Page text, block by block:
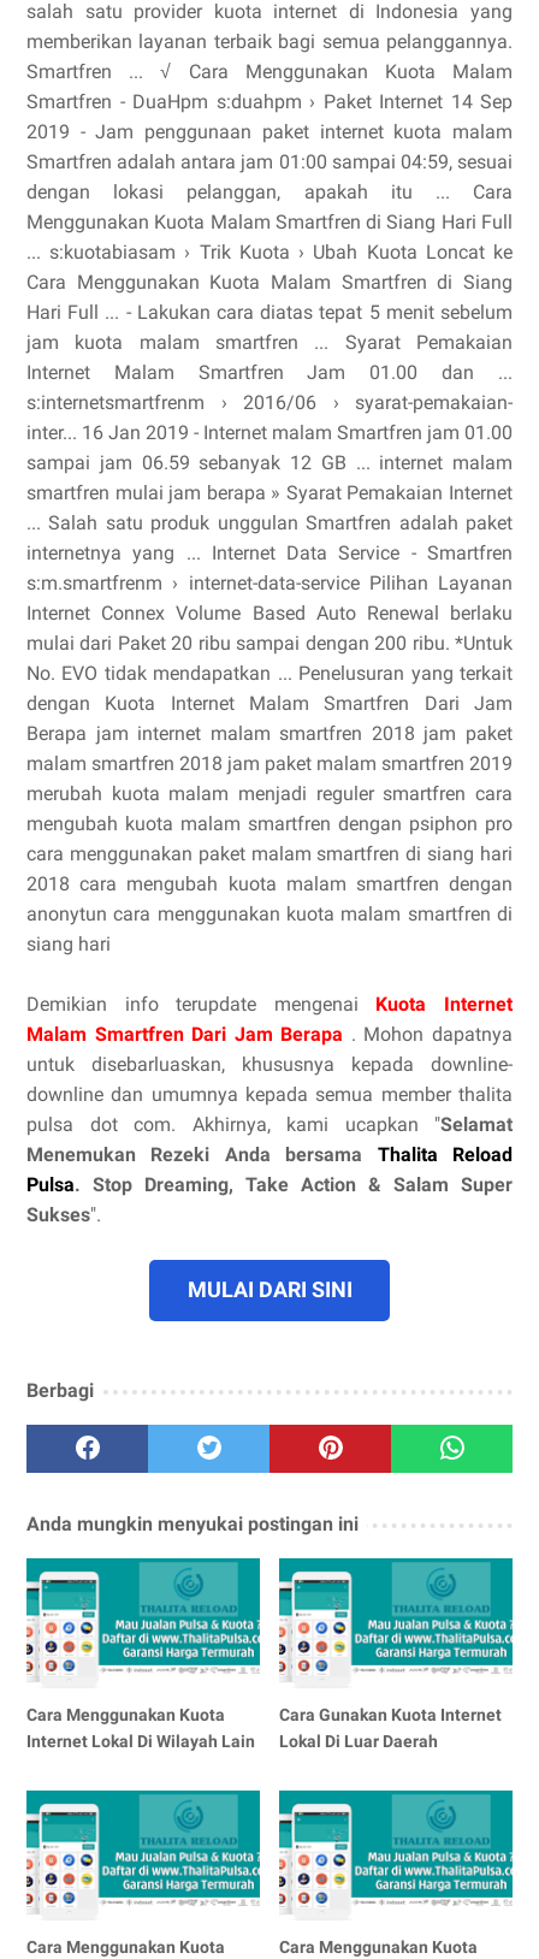
salah satu provider kuota internet di Indonesia yang
memberikan layanan terbaik bagi semua pelanggannya.
Smartfren ... √ Cara Menggunakan Kuota Malam
Smartfren - DuaHpm s:duahpm › Paket Internet 14 Sep
2019 - Jam penggunaan paket internet kuota malam
Smartfren adalah antara jam 01:00 sampai 04:59, sesuai
dengan lokasi pelanggan, apakah itu ... Cara
Menggunakan Kuota Malam Smartfren di Siang Hari Full
... s:kuotabiasam › Trik Kuota › Ubah Kuota Loncat ke
Cara Menggunakan Kuota Malam Smartfren di Siang
Hari Full ... - Lakukan cara diatas tepat 5 menit sebelum
jam kuota malam smartfren ... Syarat Pemakaian
Internet Malam Smartfren Jam 01.00 dan ...
s:internetsmartfrenm › 2016/06 › syarat-pemakaian-
inter... 16 Jan 2019 - Internet malam Smartfren jam 01.00
sampai jam 06.59 sebanyak 12 GB ... internet malam
smartfren mulai jam berapa » Syarat Pemakaian Internet
... Salah satu produk unggulan Smartfren adalah paket
internetnya yang ... Internet Data Service - Smartfren
s:m.smartfrenm › internet-data-service Pilihan Layanan
Internet Connex Volume Based Auto Renewal berlaku
mulai dari Paket 20 ribu sampai dengan 200 ribu. *Untuk
No. EVO tidak mendapatkan ... Penelusuran yang terkait
dengan Kuota Internet Malam Smartfren Dari Jam
Berapa jam internet malam smartfren 2018 jam paket
malam smartfren 2018 jam paket malam smartfren 2019
merubah kuota malam menjadi reguler smartfren cara
mengubah kuota malam smartfren dengan psiphon pro
cara menggunakan paket malam smartfren di siang hari
2018 cara mengubah kuota malam smartfren dengan
anonytun cara menggunakan kuota malam smartfren di
siang hari
Demikian info terupdate mengenai Kuota Internet
Malam Smartfren Dari Jam Berapa . Mohon dapatnya
untuk disebarluaskan, khususnya kepada downline-
downline dan umumnya kepada semua member thalita
pulsa dot com. Akhirnya, kami ucapkan "Selamat
Menemukan Rezeki Anda bersama Thalita Reload
Pulsa. Stop Dreaming, Take Action & Salam Super
Sukses".
MULAI DARI SINI
Berbagi
Anda mungkin menyukai postingan ini
Cara Menggunakan Kuota
Internet Lokal Di Wilayah Lain
Cara Gunakan Kuota Internet
Lokal Di Luar Daerah
Cara Menggunakan Kuota
Cara Menggunakan Kuota